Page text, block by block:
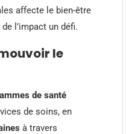
affecte le bien-être
l’impact un défi.
le
de santé
de soins, en
à travers